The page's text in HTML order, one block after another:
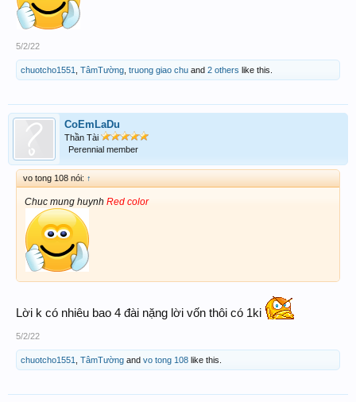
5/2/22
chuotcho1551 TâmTường truong giao chu and 2 others like this.
CoEmLaDu
Thần Tài
Perennial member
vo tong 108 nói: ↑
Chuc mung huynh Red color
Lời k có nhiêu bao 4 đài nặng lời vốn thôi có 1ki
5/2/22
chuotcho1551 TâmTường and vo tong 108 like this.